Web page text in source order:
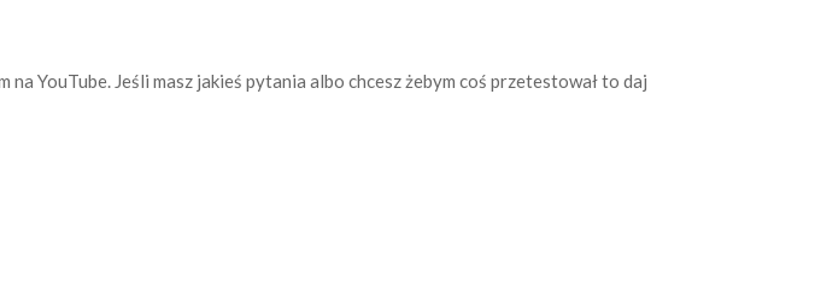
YouTube. Jeśli masz jakieś pytania albo chcesz żebym coś przetestował to daj